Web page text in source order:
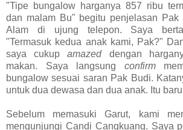
"Tipe bungalow harganya 857 ribu
dan malam Bu" begitu penjelasan Pak
Alam di ujung telepon. Saya
"Termasuk kedua anak kami, Pak?"
saya cukupamazeddengan
makan. Saya langsung confirm
bungalow sesuai saran Pak Budi.
untuk dua dewasa dan dua anak. Itu
Sebelum memasuki Garut, kami
mengunjungi Candi Cangkuang. Saya